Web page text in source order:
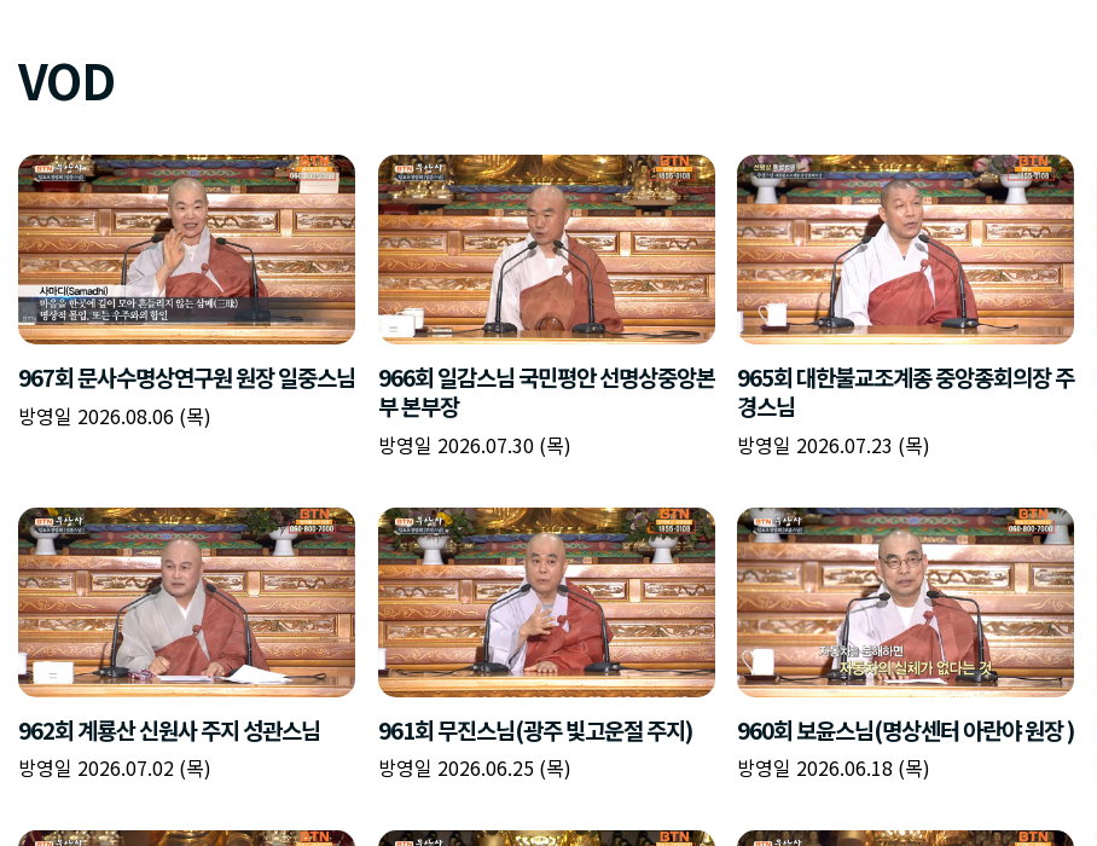
VOD
967회 문사수명상연구원 원장 일중스님
방영일 2026.08.06 (목)
966회 일감스님 국민평안 선명상중앙본
부 본부장
방영일 2026.07.30 (목)
965회 대한불교조계종 중앙종회의장 주
경스님
방영일 2026.07.23 (목)
962회 계룡산 신원사 주지 성관스님
방영일 2026.07.02 (목)
961회 무진스님(광주 빛고운절 주지)
방영일 2026.06.25 (목)
960회 보윤스님(명상센터 아란야 원장 )
방영일 2026.06.18 (목)